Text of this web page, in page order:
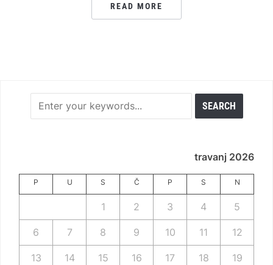
READ MORE
travanj 2026
P U S Č P S N
1 2 3 4 5
6 7 8 9 10 11 12
13 14 15 16 17 18 19